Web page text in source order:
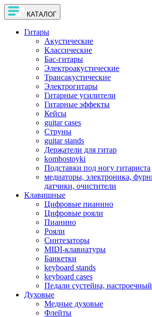
КАТАЛОГ
Гитары
Акустические
Классические
Бас-гитары
Электроакустические
Трансакустические
Электрогитары
Гитарные усилители
Гитарные эффекты
Кейсы
guitar cases
Струны
guitar stands
Держатели для гитар
kombostoyki
Подставки под ногу гитариста
медиаторы, электроника,
датчики, очистители
Клавишные
Цифровые пианино
Цифровые рояли
Пианино
Рояли
Синтезаторы
MIDI-клавиатуры
Банкетки
keyboard stands
keyboard cases
Педали сустейна,
Духовые
Медные духовые
Флейты